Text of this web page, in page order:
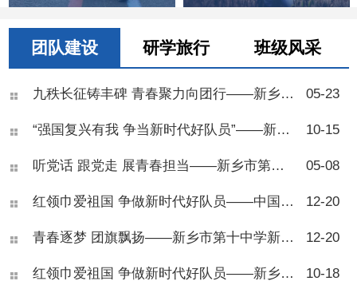
团队建设 研学旅行 班级风采
九秩长征铸丰碑 青春聚力向团行——新乡市第十中学举行2026年离队入团仪式 05-23
“强国复兴有我 争当新时代好队员”——新乡市第十中学举行2025年七年级少先队建队仪式 10-15
听党话 跟党走 展青春担当——新乡市第十中学2025年离队入团仪式 05-08
红领巾爱祖国 争做新时代好队员——中国少年先锋队新乡市第十中学第五次代表大会 12-20
青春逐梦 团旗飘扬——新乡市第十中学新团员入团仪式圆满举行 12-20
红领巾爱祖国 争做新时代好队员——新乡市第十中学举行2024年七年级少先队建队仪式 10-18